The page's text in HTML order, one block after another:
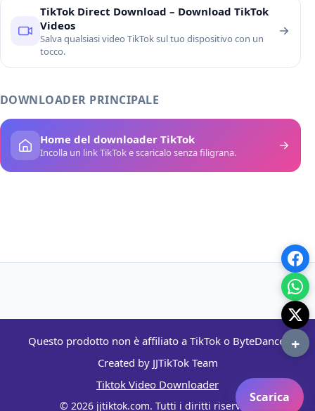
TikTok Direct Download – Download TikTok
Videos
Salva qualsiasi video TikTok sul tuo dispositivo con un
tocco.
DOWNLOADER PRINCIPALE
Home del downloader TikTok
Incolla un link TikTok e scaricalo senza filigrana.
Questo prodotto non è affiliato a TikTok o ByteDance.
Created by JJTikTok Team
Tiktok Video Downloader
© 2026 jjtiktok.com. Tutti i diritti riservati.
Scarica
+